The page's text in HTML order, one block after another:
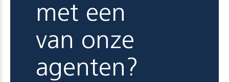
met een
van onze
agenten?